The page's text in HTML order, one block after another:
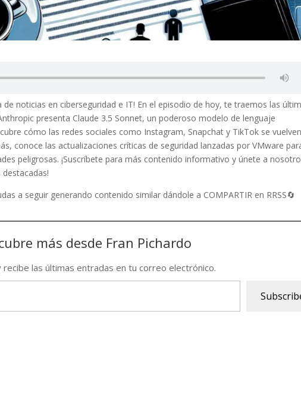
noticias en ciberseguridad e IT! En el episodio de hoy, te traemos las
presenta Claude 3.5 Sonnet, un poderoso modelo de lenguaje
cómo las redes sociales como Instagram, Snapchat y TikTok se vuelven
conoce las actualizaciones críticas de seguridad lanzadas por VMware
peligrosas. ¡Suscríbete para más contenido informativo y únete a
a seguir generando contenido similar dándole a COMPARTIR en RRSS🔄
más desde Fran Pichardo
recibe las últimas entradas en tu correo electrónico.